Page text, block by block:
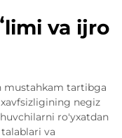
va ijro
mustahkam tartibga
negiz
ro'yxatdan
va